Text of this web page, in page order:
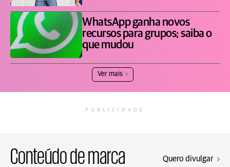
WhatsApp ganha novos
recursos para grupos; saiba o
que mudou
Ver mais
PUBLICIDADE
Conteúdo de marca Quero divulgar